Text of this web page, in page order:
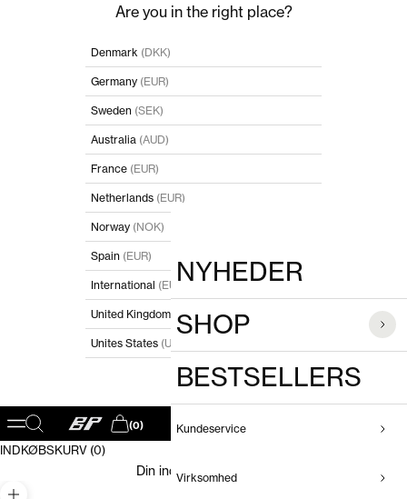
Are you in the right place?
Denmark (DKK)
Germany (EUR)
Sweden (SEK)
Australia (AUD)
France (EUR)
Netherlands (EUR)
Norway (NOK)
Spain (EUR)
International (EUR)
United Kingdom (GBP)
Unites States (USD)
Åbn navigationsmenu
Åbn søgefunktionBaum und Pferdgarten DK
Åbn indkøbskurv
(0)
NYHEDER
SHOP
BESTSELLERS
Kundeservice
Virksomhed
INDKØBSKURV (0)
Din indkøbskurv er tom
PRODUKTER